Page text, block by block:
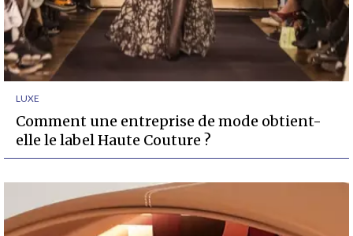
LUXE
Comment une entreprise de mode obtient-
elle le label Haute Couture ?